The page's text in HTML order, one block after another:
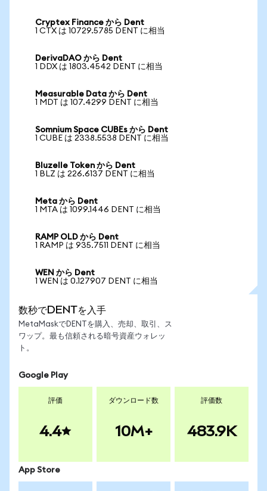
Cryptex Finance から Dent
1 CTX は 10729.5785 DENT に相当
DerivaDAO から Dent
1 DDX は 1803.4542 DENT に相当
Measurable Data から Dent
1 MDT は 107.4299 DENT に相当
Somnium Space CUBEs から Dent
1 CUBE は 2338.5538 DENT に相当
Bluzelle Token から Dent
1 BLZ は 226.6137 DENT に相当
Meta から Dent
1 MTA は 1099.1446 DENT に相当
RAMP OLD から Dent
1 RAMP は 935.7511 DENT に相当
WEN から Dent
1 WEN は 0.127907 DENT に相当
数秒でDENTを入手
MetaMaskでDENTを購入、売却、取引、ス
ワップ。最も信頼される暗号資産ウォレッ
ト。
Google Play
評価
4.4
ダウンロード数
10M+
評価数
483.9K
App Store